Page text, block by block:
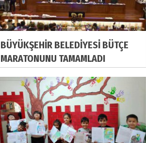
BÜYÜKŞEHİR BELEDİYESİ BÜTÇE
MARATONUNU TAMAMLADI